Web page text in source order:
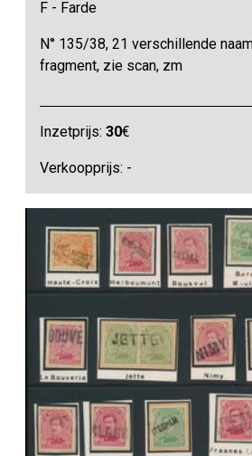
F - Farde
N° 135/38, 21 verschillende
fragment, zie scan, zm
Inzetprijs:30€
Verkoopprijs: -